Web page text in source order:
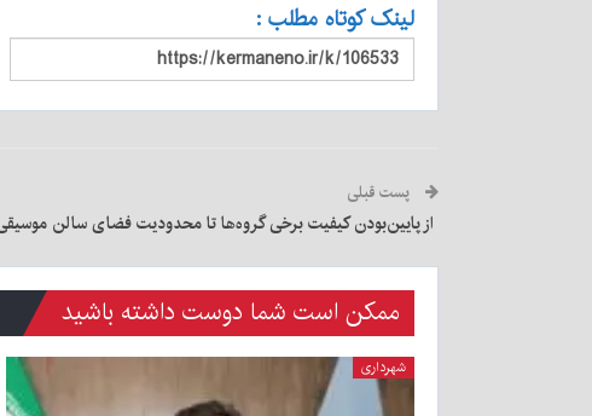
لینک کوتاه مطلب :
پست قبلی
از پایین‌بودن کیفیت برخی گروه‌ها تا محدودیت فضای سالن
ممکن است شما دوست داشته باشید
شهرداری